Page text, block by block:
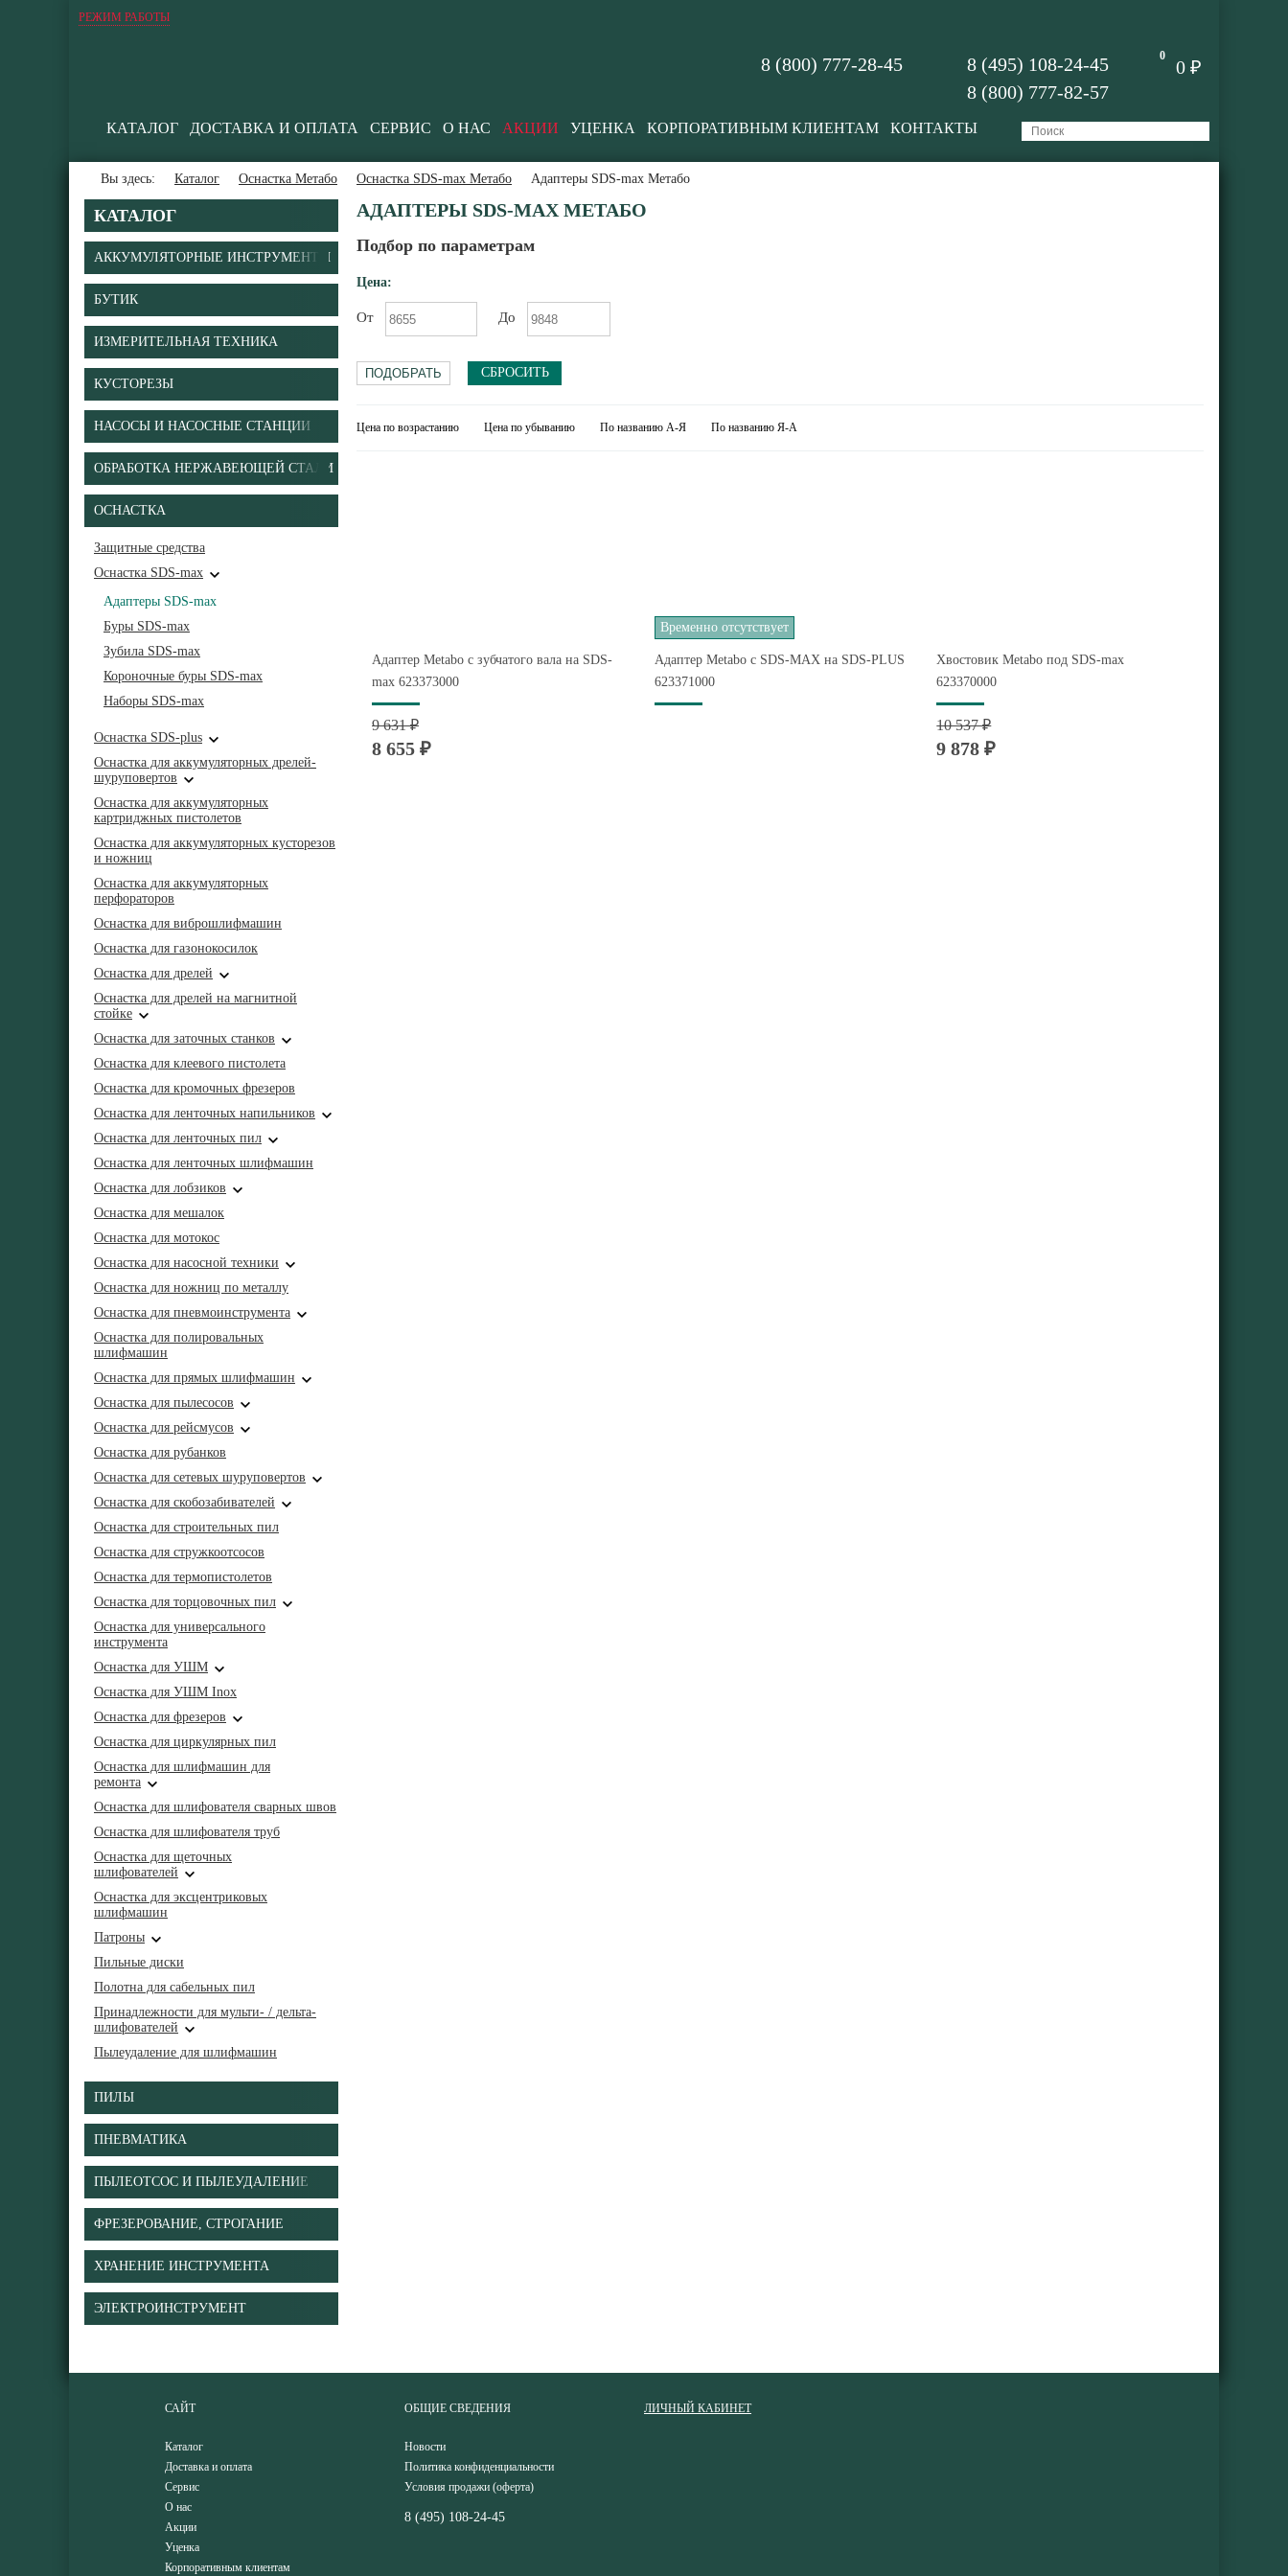
РЕЖИМ РАБОТЫ
0
0 ₽
8 (495) 108-24-45
8 (800) 777-82-57
8 (800) 777-28-45
КАТАЛОГ ДОСТАВКА И ОПЛАТА СЕРВИС О НАС АКЦИИ УЦЕНКА КОРПОРАТИВНЫМ КЛИЕНТАМ КОНТАКТЫ
Вы здесь: Каталог Оснастка Метабо Оснастка SDS-max Метабо Адаптеры SDS-max Метабо
КАТАЛОГ
АККУМУЛЯТОРНЫЕ ИНСТРУМЕНТЫ
БУТИК
ИЗМЕРИТЕЛЬНАЯ ТЕХНИКА
КУСТОРЕЗЫ
НАСОСЫ И НАСОСНЫЕ СТАНЦИИ
ОБРАБОТКА НЕРЖАВЕЮЩЕЙ СТАЛИ
ОСНАСТКА
Защитные средства
Оснастка SDS-max
Адаптеры SDS-max
Буры SDS-max
Зубила SDS-max
Короночные буры SDS-max
Наборы SDS-max
Оснастка SDS-plus
Оснастка для аккумуляторных дрелей-
шуруповертов
Оснастка для аккумуляторных
картриджных пистолетов
Оснастка для аккумуляторных кусторезов
и ножниц
Оснастка для аккумуляторных
перфораторов
Оснастка для виброшлифмашин
Оснастка для газонокосилок
Оснастка для дрелей
Оснастка для дрелей на магнитной
стойке
Оснастка для заточных станков
Оснастка для клеевого пистолета
Оснастка для кромочных фрезеров
Оснастка для ленточных напильников
Оснастка для ленточных пил
Оснастка для ленточных шлифмашин
Оснастка для лобзиков
Оснастка для мешалок
Оснастка для мотокос
Оснастка для насосной техники
Оснастка для ножниц по металлу
Оснастка для пневмоинструмента
Оснастка для полировальных
шлифмашин
Оснастка для прямых шлифмашин
Оснастка для пылесосов
Оснастка для рейсмусов
Оснастка для рубанков
Оснастка для сетевых шуруповертов
Оснастка для скобозабивателей
Оснастка для строительных пил
Оснастка для стружкоотсосов
Оснастка для термопистолетов
Оснастка для торцовочных пил
Оснастка для универсального
инструмента
Оснастка для УШМ
Оснастка для УШМ Inox
Оснастка для фрезеров
Оснастка для циркулярных пил
Оснастка для шлифмашин для
ремонта
Оснастка для шлифователя сварных швов
Оснастка для шлифователя труб
Оснастка для щеточных
шлифователей
Оснастка для эксцентриковых
шлифмашин
Патроны
Пильные диски
Полотна для сабельных пил
Принадлежности для мульти- / дельта-
шлифователей
Пылеудаление для шлифмашин
ПИЛЫ
ПНЕВМАТИКА
ПЫЛЕОТСОС И ПЫЛЕУДАЛЕНИЕ
ФРЕЗЕРОВАНИЕ, СТРОГАНИЕ
ХРАНЕНИЕ ИНСТРУМЕНТА
ЭЛЕКТРОИНСТРУМЕНТ
АДАПТЕРЫ SDS-MAX МЕТАБО
Подбор по параметрам
Цена:
От До
СБРОСИТЬ
Цена по возрастанию Цена по убыванию По названию А-Я По названию Я-А
Адаптер Metabo с зубчатого вала на SDS-
max 623373000
9 631 ₽
8 655 ₽
Временно отсутствует
Адаптер Metabo c SDS-MAX на SDS-PLUS
623371000
Хвостовик Metabo под SDS-max
623370000
10 537 ₽
9 878 ₽
САЙТ
Каталог
Доставка и оплата
Сервис
О нас
Акции
Уценка
Корпоративным клиентам
ОБЩИЕ СВЕДЕНИЯ
Новости
Политика конфиденциальности
Условия продажи (оферта)
8 (495) 108-24-45
ЛИЧНЫЙ КАБИНЕТ